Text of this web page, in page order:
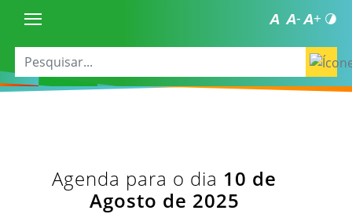
Agenda para o dia 10 de
Agosto de 2025